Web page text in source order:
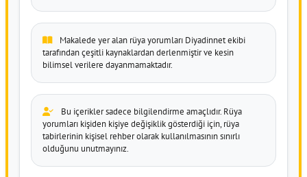
Makalede yer alan rüya yorumları Diyadinnet ekibi
tarafından çeşitli kaynaklardan derlenmiştir ve kesin
bilimsel verilere dayanmamaktadır.
Bu içerikler sadece bilgilendirme amaçlıdır. Rüya
yorumları kişiden kişiye değişiklik gösterdiği için, rüya
tabirlerinin kişisel rehber olarak kullanılmasının sınırlı
olduğunu unutmayınız.